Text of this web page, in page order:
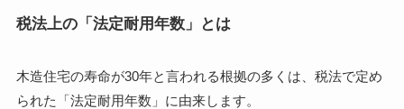
税法上の「法定耐用年数」とは
木造住宅の寿命が30年と言われる根拠の多くは、税法で定め
られた「法定耐用年数」に由来します。